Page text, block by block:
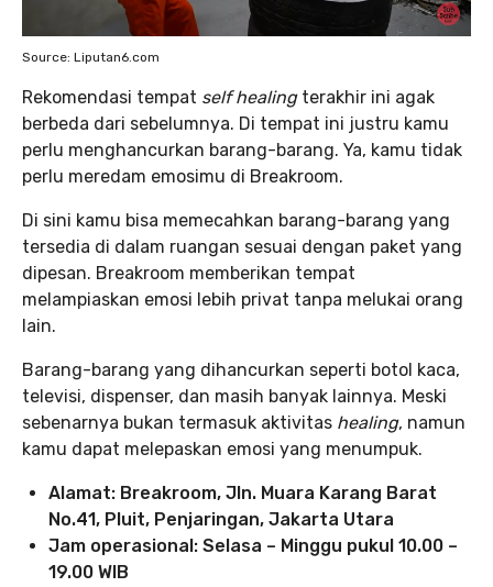
Source: Liputan6.com
Rekomendasi tempat self healing terakhir ini agak
berbeda dari sebelumnya. Di tempat ini justru kamu
perlu menghancurkan barang-barang. Ya, kamu tidak
perlu meredam emosimu di Breakroom.
Di sini kamu bisa memecahkan barang-barang yang
tersedia di dalam ruangan sesuai dengan paket yang
dipesan. Breakroom memberikan tempat
melampiaskan emosi lebih privat tanpa melukai orang
lain.
Barang-barang yang dihancurkan seperti botol kaca,
televisi, dispenser, dan masih banyak lainnya. Meski
sebenarnya bukan termasuk aktivitas healing, namun
kamu dapat melepaskan emosi yang menumpuk.
Alamat: Breakroom, Jln. Muara Karang Barat
No.41, Pluit, Penjaringan, Jakarta Utara
Jam operasional: Selasa – Minggu pukul 10.00 –
19.00 WIB